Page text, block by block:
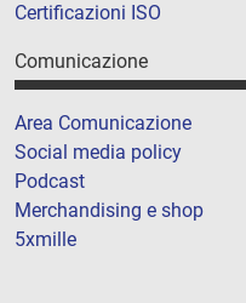
Certificazioni ISO
Comunicazione
Area Comunicazione
Social media policy
Podcast
Merchandising e shop
5xmille